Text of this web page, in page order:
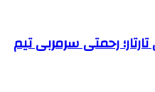
رحمتی سرمربی تیم